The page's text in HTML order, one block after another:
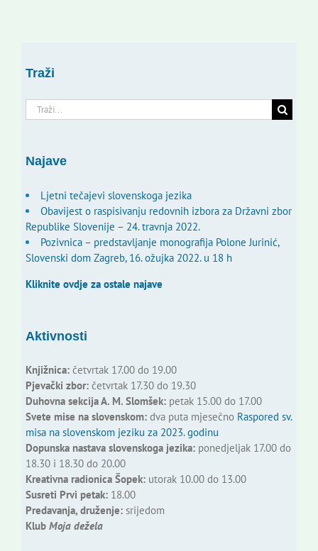
Traži
Traži...
Najave
Ljetni tečajevi slovenskoga jezika
Obavijest o raspisivanju redovnih izbora za Državni zbor
Republike Slovenije – 24. travnja 2022.
Pozivnica – predstavljanje monografija Polone Jurinić,
Slovenski dom Zagreb, 16. ožujka 2022. u 18 h
Kliknite ovdje za ostale najave
Aktivnosti
Knjižnica:četvrtak 17.00 do 19.00
Pjevački zbor:četvrtak 17.30 do 19.30
Duhovna sekcija A. M. Slomšek:petak 15.00 do 17.00
Svete mise na slovenskom:dva puta mjesečno Raspored sv.
misa na slovenskom jeziku za 2023. godinu
Dopunska nastava slovenskoga jezika:ponedjeljak 17.00 do
18.30 i 18.30 do 20.00
Kreativna radionica Šopek:utorak 10.00 do 13.00
Susreti Prvi petak:18.00
Predavanja, druženje:srijedom
Klub Moja dežela